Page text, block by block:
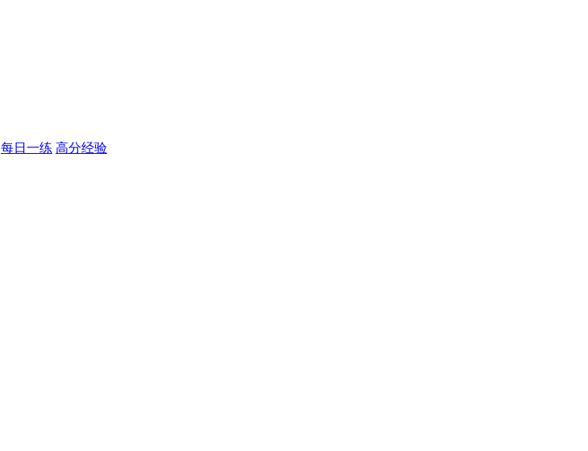
每日一练 高分经验